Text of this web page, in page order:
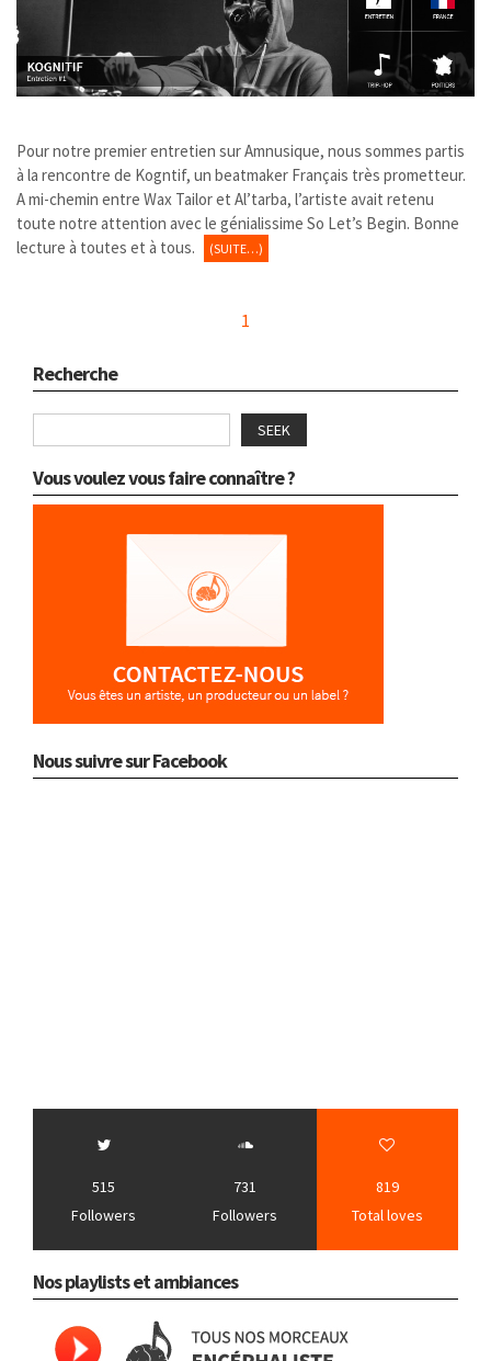
Pour notre premier entretien sur Amnusique, nous sommes partis
à la rencontre de Kogntif, un beatmaker Français très prometteur.
A mi-chemin entre Wax Tailor et Al’tarba, l’artiste avait retenu
toute notre attention avec le génialissime So Let’s Begin. Bonne
lecture à toutes et à tous.
(SUITE…)
1
Recherche
SEEK
Vous voulez vous faire connaître ?
Nous suivre sur Facebook
515
Followers
731
Followers
819
Total loves
Nos playlists et ambiances